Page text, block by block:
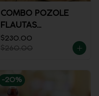
COMBO POZOLE
FLAUTAS
AHOGADAS
$230.00
$260.00
-20%